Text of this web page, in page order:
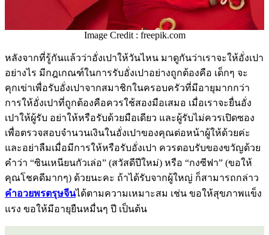
Image Credit : freepik.com
หลังจากที่รู้กันแล้วว่าอั่งเปาให้วันไหน มาดูกันว่าเราจะให้อั่งเปา
อย่างไร มีกฎเกณฑ์ในการรับอั่งเปาอย่างถูกต้องคือ เด็กๆ จะ
คุกเข่าเพื่อรับอั่งเปาจากสมาชิกในครอบครัวที่มีอายุมากกว่า
การให้อั่งเปาที่ถูกต้องคือควรใช้สองมือเสมอ เมื่อเราจะยื่นอั่ง
เปาให้ผู้รับ อย่าให้หรือรับด้วยมือเดียว และผู้รับไม่ควรเปิดซอง
เพื่อตรวจสอบจำนวนเงินในอั่งเปาของคุณต่อหน้าผู้ให้ด้วยค่ะ
และอย่าลืมเมื่อมีการให้หรือรับอั่งเปา ควรตอบรับของขวัญด้วย
คำว่า “ซินเหนียนกัวเล่อ” (สวัสดีปีใหม่) หรือ “กงซีฟา” (ขอให้
คุณโชคดีมากๆ) ด้วยนะคะ ถ้าได้รับจากผู้ใหญ่ ก็สามารถกล่าว
คำอวยพรตรุษจีนได้ตามความเหมาะสม เช่น ขอให้สุขภาพแข็ง
แรง ขอให้มีอายุยืนหมื่นๆ ปี เป็นต้น